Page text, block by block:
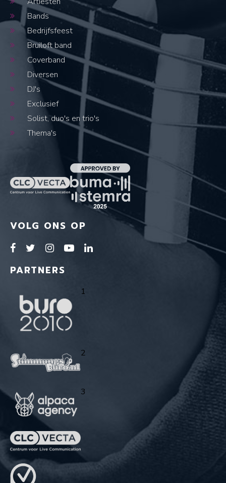
Bands
Bedrijfsfeest
Bruiloft band
Coverband
Diversen
DJ's
Exclusief
Solist, duo's en trio's
Thema's
VOLG ONS OP
PARTNERS
1
2
3